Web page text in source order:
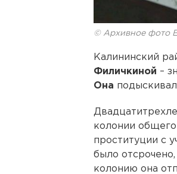
© Архивное фото
Калининский
Филичкиной –
Она
колонии
проституции с
было
колонию она